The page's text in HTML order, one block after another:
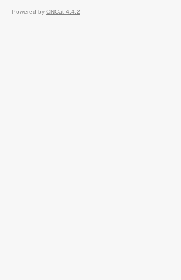
Powered by CNCat 4.4.2